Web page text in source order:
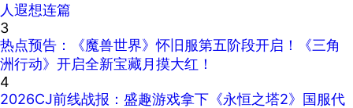
人遐想连篇
3
热点预告：《魔兽世界》怀旧服第五阶段开启！《三角
洲行动》开启全新宝藏月摸大红！
4
2026CJ前线战报：盛趣游戏拿下《永恒之塔2》国服代